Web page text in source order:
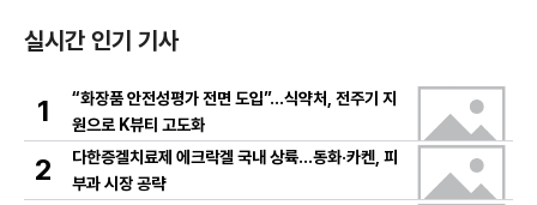
실시간 인기 기사
1
“화장품 안전성평가 전면 도입”…식약처, 전주기 지
원으로 K뷰티 고도화
2
다한증겔치료제 에크락겔 국내 상륙…동화·카켄, 피
부과 시장 공략